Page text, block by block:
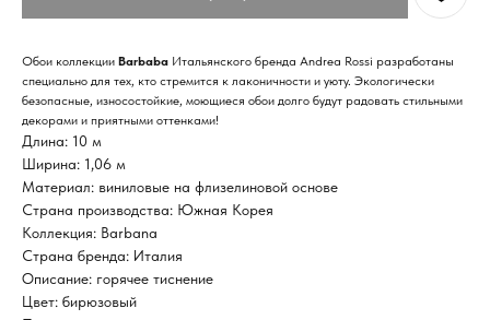
Обои коллекции Barbaba Итальянского бренда Andrea Rossi разработаны
специально для тех, кто стремится к лаконичности и уюту. Экологически
безопасные, износостойкие, моющиеся обои долго будут радовать стильными
декорами и приятными оттенками!
Длина: 10 м
Ширина: 1,06 м
Материал: виниловые на флизелиновой основе
Страна производства: Южная Корея
Коллекция: Barbana
Страна бренда: Италия
Описание: горячее тиснение
Цвет: бирюзовый